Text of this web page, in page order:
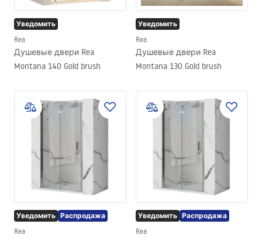
Уведомить
Rea
Душевые двери Rea
Montana 140 Gold brush
Уведомить
Rea
Душевые двери Rea
Montana 130 Gold brush
Уведомить Распродажа
Rea
Уведомить Распродажа
Rea